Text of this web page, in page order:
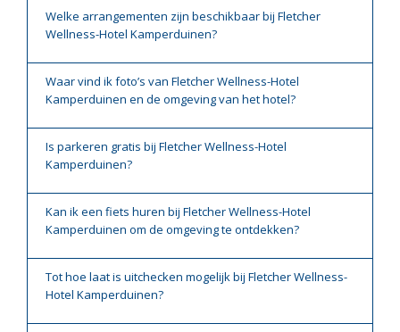
Welke arrangementen zijn beschikbaar bij Fletcher
Wellness-Hotel Kamperduinen?
Waar vind ik foto’s van Fletcher Wellness-Hotel
Kamperduinen en de omgeving van het hotel?
Is parkeren gratis bij Fletcher Wellness-Hotel
Kamperduinen?
Kan ik een fiets huren bij Fletcher Wellness-Hotel
Kamperduinen om de omgeving te ontdekken?
Tot hoe laat is uitchecken mogelijk bij Fletcher Wellness-
Hotel Kamperduinen?